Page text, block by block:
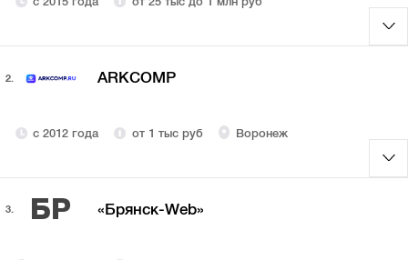
2. ARKCOMP
с 2012 года от 1 тыс руб Воронеж
3. БР «Брянск-Web»